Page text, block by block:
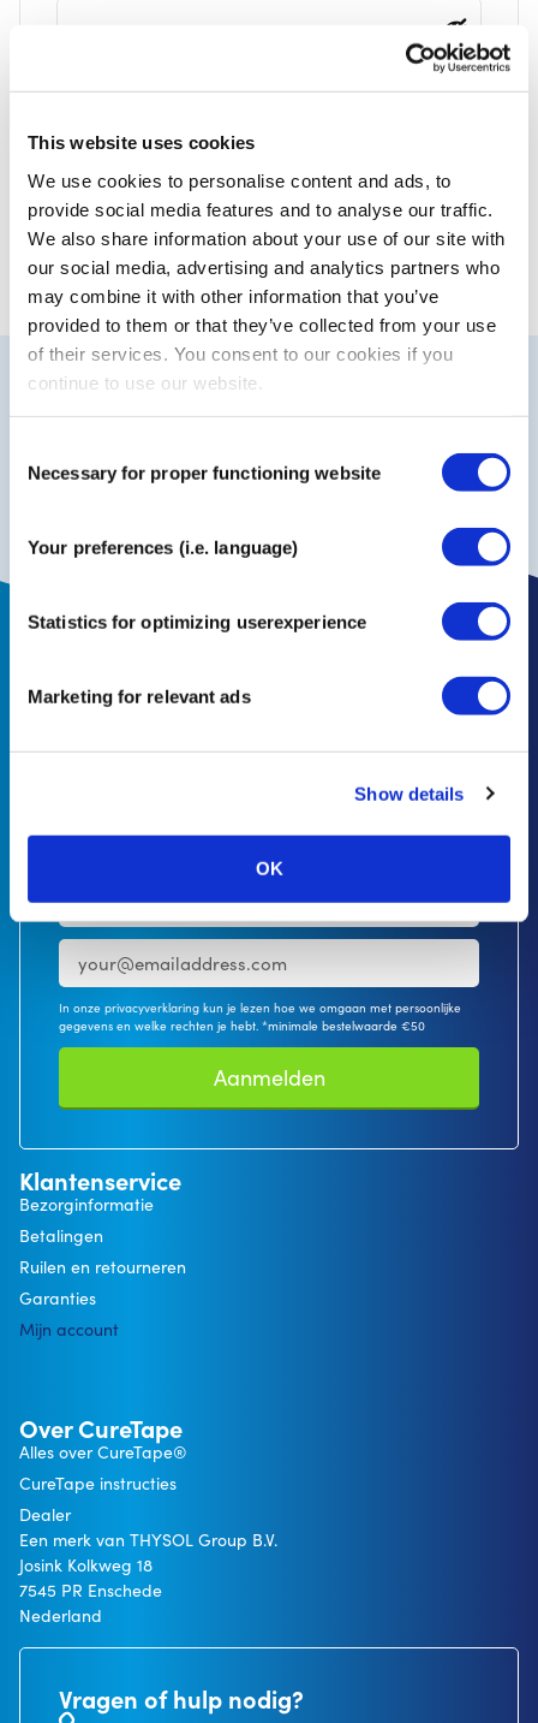
This website uses cookies
We use cookies to personalise content and ads, to
provide social media features and to analyse our traffic.
We also share information about your use of our site with
our social media, advertising and analytics partners who
may combine it with other information that you’ve
provided to them or that they’ve collected from your use
of their services. You consent to our cookies if you
continue to use our website.
Selection
Necessary for proper functioning website
Your preferences (i.e. language)
Statistics for optimizing userexperience
Marketing for relevant ads
Show details
OK
Registreren
Waarom kiezen voor CureTape?
Huidvriendelijken latexvrij
Aanmelden voor nieuwsbrief
Ontvang 10% korting op je eerste bestelling*
In onze privacyverklaring kun je lezen hoe we omgaan met persoonlijke
gegevens en welke rechten je hebt. *minimale bestelwaarde €50
Aanmelden
Klantenservice
Bezorginformatie
Betalingen
Ruilen en retourneren
Garanties
Mijn account
Over CureTape
Alles over CureTape®
CureTape instructies
Dealer
Een merk van THYSOL Group B.V.
Josink Kolkweg 18
7545 PR Enschede
Nederland
Vragen of hulp nodig?